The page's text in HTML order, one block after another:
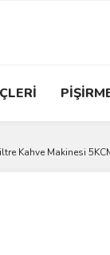
Kahve Makinesi